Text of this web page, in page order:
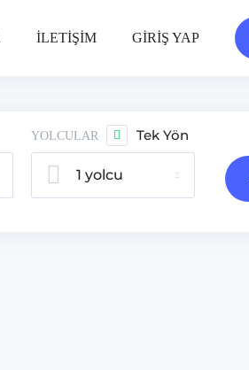
İLETİŞİM GİRİŞ YAP
YOLCULAR
1 yolcu
Tek Yön